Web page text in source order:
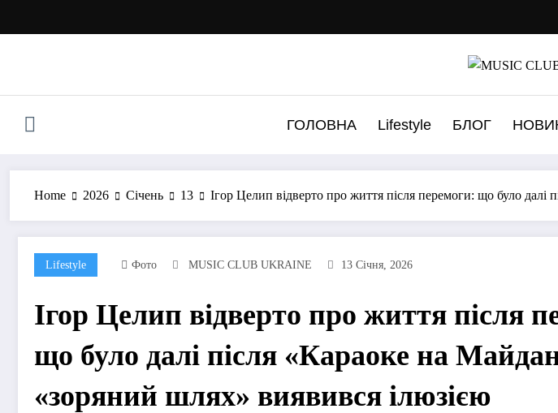
ГОЛОВНА Lifestyle БЛОГ
Home 2026 Січень 13 Ігор Целип відверто про життя після перемоги: що було
Lifestyle Фото MUSIC CLUB UKRAINE 13 Січня, 2026
Ігор Целип відверто про життя після
що було далі після «Караоке на
«зоряний шлях» виявився ілюзією